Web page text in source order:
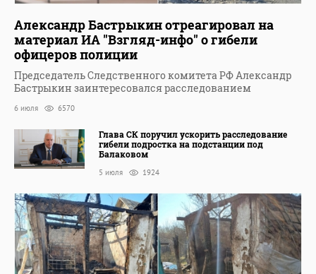
Александр Бастрыкин отреагировал на
материал ИА "Взгляд-инфо" о гибели
офицеров полиции
Председатель Следственного комитета РФ Александр
Бастрыкин заинтересовался расследованием
6 июля 6570
Глава СК поручил ускорить расследование
гибели подростка на подстанции под
Балаковом
5 июля 1924